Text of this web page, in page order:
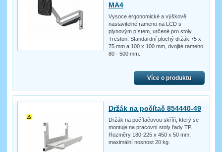
MA4
Vysoce ergonomické a výškově
nastavitelné rameno na LCD s
plynovým pístem, určené pro stoly
Treston. Standardní plochý držák 75 x
75 mm a 100 x 100 mm, dvojité rameno
80 - 500 mm.
Více o produktu
Držák na počítač 854440-49
Držák na počítačovou skříň, který se
montuje na pracovní stoly řady TP.
Rozměry 180-225 x 450 x 50 mm,
maximální nosnost 20 kg.